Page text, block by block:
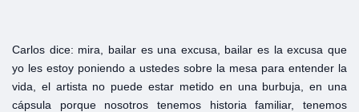
Carlos dice: mira, bailar es una excusa, bailar es la excusa que
yo les estoy poniendo a ustedes sobre la mesa para entender la
vida, el artista no puede estar metido en una burbuja, en una
cápsula porque nosotros tenemos historia familiar, tenemos